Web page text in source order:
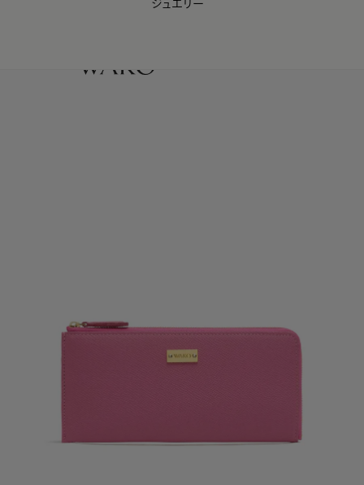
WAKO Membership Program連携はこちら
ジュエリー